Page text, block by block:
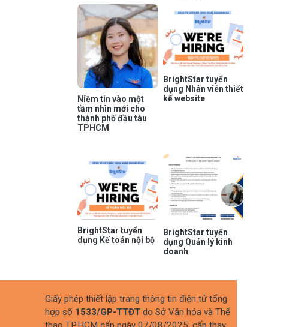
Niềm tin vào một
tầm nhìn mới cho
thành phố đầu tàu
TPHCM
BrightStar tuyển
dụng Nhân viên thiết
kế website
BrightStar tuyển
dụng Kế toán nội bộ
BrightStar tuyển
dụng Quản lý kinh
doanh
Giấy phép thiết lập trang thông tin điện tử tổng
hợp số 1533/GP-TTĐT do Sở Văn hóa và Thể